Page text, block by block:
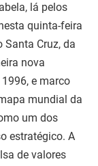
lá pelos
quinta-feira
Santa Cruz, da
nova
e marco
mundial da
um dos
estratégico. A
de valores